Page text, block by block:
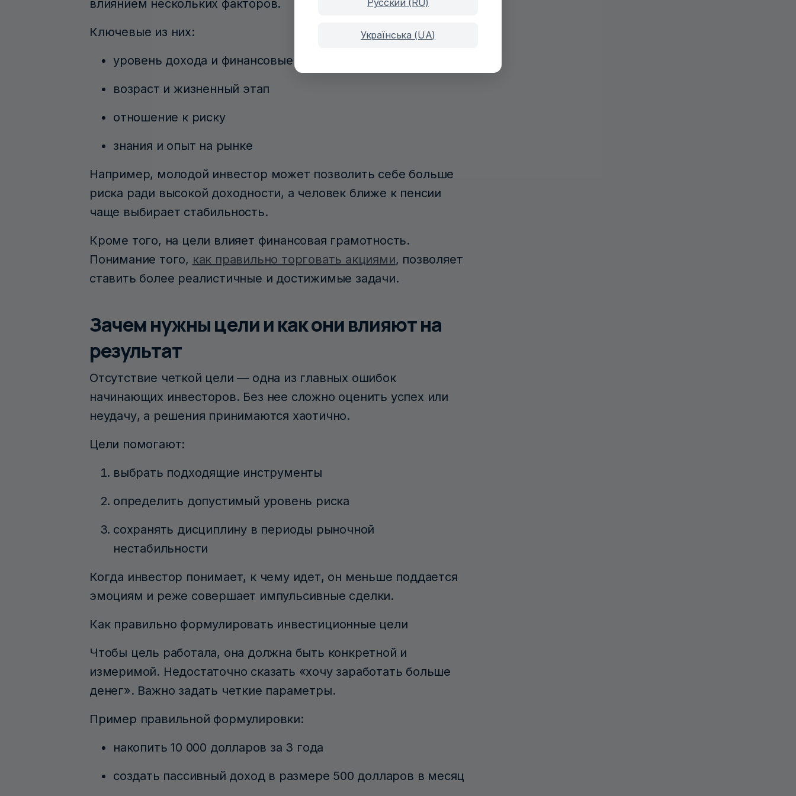
Русский (RU)
Українська (UA)
влиянием нескольких факторов.
Ключевые из них:
уровень дохода и финансовые возможности
возраст и жизненный этап
отношение к риску
знания и опыт на рынке
Например, молодой инвестор может позволить себе больше
риска ради высокой доходности, а человек ближе к пенсии
чаще выбирает стабильность.
Кроме того, на цели влияет финансовая грамотность.
Понимание того, как правильно торговать акциями, позволяет
ставить более реалистичные и достижимые задачи.
Зачем нужны цели и как они влияют на
результат
Отсутствие четкой цели — одна из главных ошибок
начинающих инвесторов. Без нее сложно оценить успех или
неудачу, а решения принимаются хаотично.
Цели помогают:
выбрать подходящие инструменты
определить допустимый уровень риска
сохранять дисциплину в периоды рыночной
нестабильности
Когда инвестор понимает, к чему идет, он меньше поддается
эмоциям и реже совершает импульсивные сделки.
Как правильно формулировать инвестиционные цели
Чтобы цель работала, она должна быть конкретной и
измеримой. Недостаточно сказать «хочу заработать больше
денег». Важно задать четкие параметры.
Пример правильной формулировки:
накопить 10 000 долларов за 3 года
создать пассивный доход в размере 500 долларов в месяц